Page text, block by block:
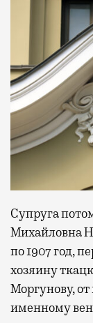
Супруга
Михайловна
по 1907 год,
хозяину
Моргунову, от
именному